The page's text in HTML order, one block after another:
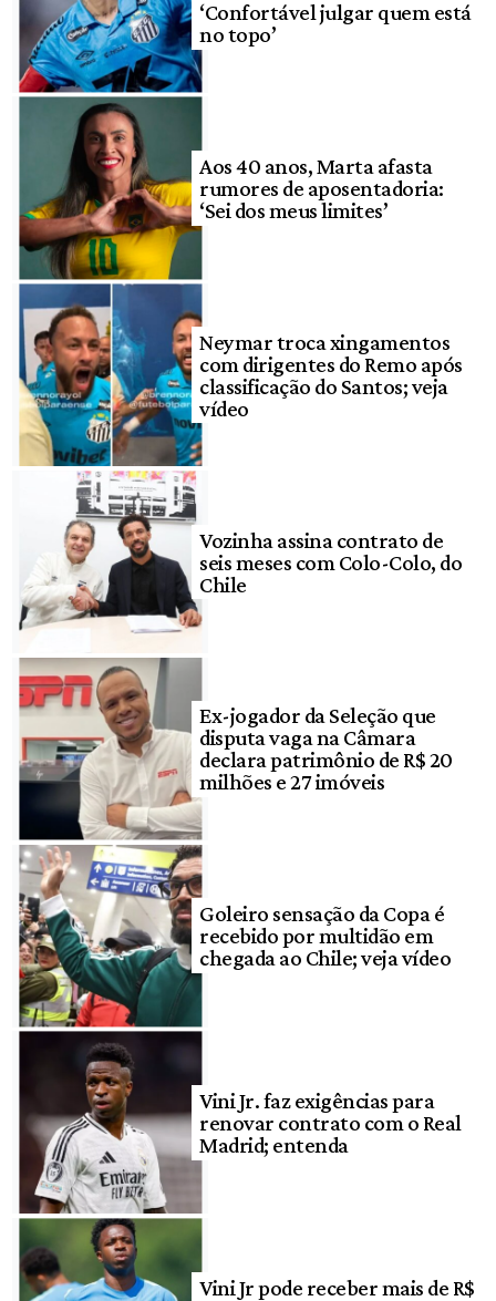
‘Confortável julgar quem está
no topo’
Aos 40 anos, Marta afasta
rumores de aposentadoria:
‘Sei dos meus limites’
Neymar troca xingamentos
com dirigentes do Remo após
classificação do Santos; veja
vídeo
Vozinha assina contrato de
seis meses com Colo-Colo, do
Chile
Ex-jogador da Seleção que
disputa vaga na Câmara
declara patrimônio de R$ 20
milhões e 27 imóveis
Goleiro sensação da Copa é
recebido por multidão em
chegada ao Chile; veja vídeo
Vini Jr. faz exigências para
renovar contrato com o Real
Madrid; entenda
Vini Jr pode receber mais de R$